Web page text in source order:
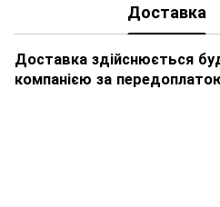
Доставка
Доставка здійснюється
компанією за